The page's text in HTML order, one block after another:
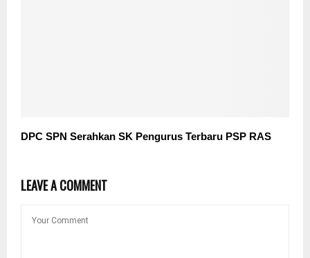
DPC SPN Serahkan SK Pengurus Terbaru PSP RAS
LEAVE A COMMENT